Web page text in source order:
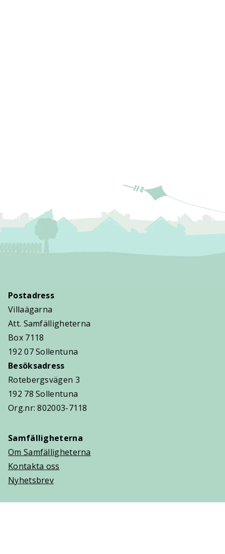
Postadress
Villaägarna
Att. Samfälligheterna
Box 7118
192 07 Sollentuna
Besöksadress
Rotebergsvägen 3
192 78 Sollentuna
Org.nr: 802003-7118
Samfälligheterna
Om Samfälligheterna
Kontakta oss
Nyhetsbrev